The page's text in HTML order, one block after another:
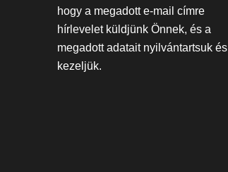
hogy a megadott e-mail címre
hírlevelet küldjünk Önnek, és a
megadott adatait nyilvántartsuk és
kezeljük.